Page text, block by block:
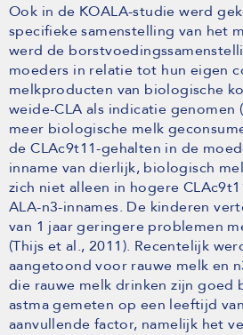
Ook in de KOALA-studie werd
specifieke samenstelling van het
werd de
moeders in relatie tot hun eigen
melkproducten van biologische
weide-CLA als indicatie genomen
meer biologische melk
de CLAc9t11-gehalten in de
inname van dierlijk, biologisch
zich niet alleen in hogere
ALA-n3-innames. De kinderen
van 1 jaar geringere problemen
(Thijs et al., 2011). Recentelijk
aangetoond voor rauwe melk en
die rauwe melk drinken zijn goed
astma gemeten op een leeftijd
aanvullende factor, namelijk het